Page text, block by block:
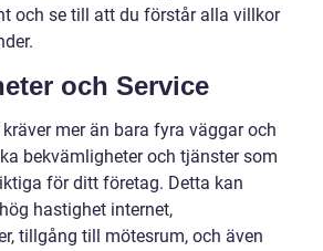
och se till att du förstår alla villkor
och Service
mer än bara fyra väggar och
bekvämligheter och tjänster som
för ditt företag. Detta kan
hastighet internet,
tillgång till mötesrum, och även